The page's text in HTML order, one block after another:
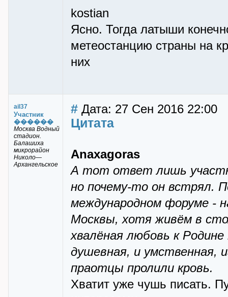
kostian
Ясно. Тогда латыши
метеостанцию страны на
них
ail37
Участник
������
Москва Водный
стадион.
Балашиха
микрорайон
Николо—
Архангельское
# Дата: 27 Сен 2016 22:00
Цитата
Anaxagoras
А тот ответ лишь
но почему-то он встрял.
международном форуме -
Москвы, хотя живём в
хвалёная любовь к
душевная, и умственная,
праотцы пролили кровь.
Хватит уже чушь писать.